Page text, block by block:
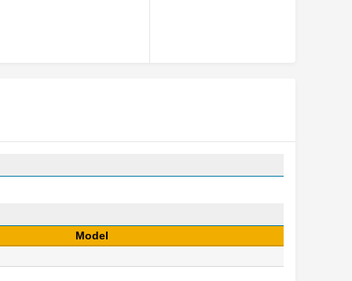
Model